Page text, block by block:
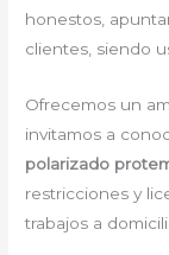
honestos,
clientes, siendo
Ofrecemos un
invitamos a
polarizado
restricciones y
trabajos a